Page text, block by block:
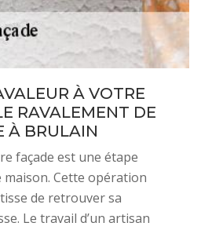
À VOTRE
RAVALEMENT DE
À BRULAIN
façade est une étape
Cette opération
de retrouver sa
Le travail d’un artisan